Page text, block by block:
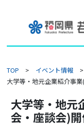
TOP
イベント情報
大学等・地元企業紹介事
大学等・地元
会・座談会)